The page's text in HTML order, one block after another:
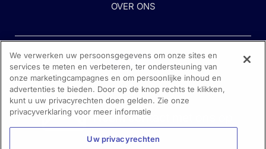
OVER ONS
Heeft u hulp nodig?
Neem contact met ons op
We verwerken uw persoonsgegevens om onze sites en
services te meten en verbeteren, ter ondersteuning van
onze marketingcampagnes en om persoonlijke inhoud en
advertenties te bieden. Door op de knop rechts te klikken,
kunt u uw privacyrechten doen gelden. Zie onze
privacyverklaring voor meer informatie
Uw privacyrechten